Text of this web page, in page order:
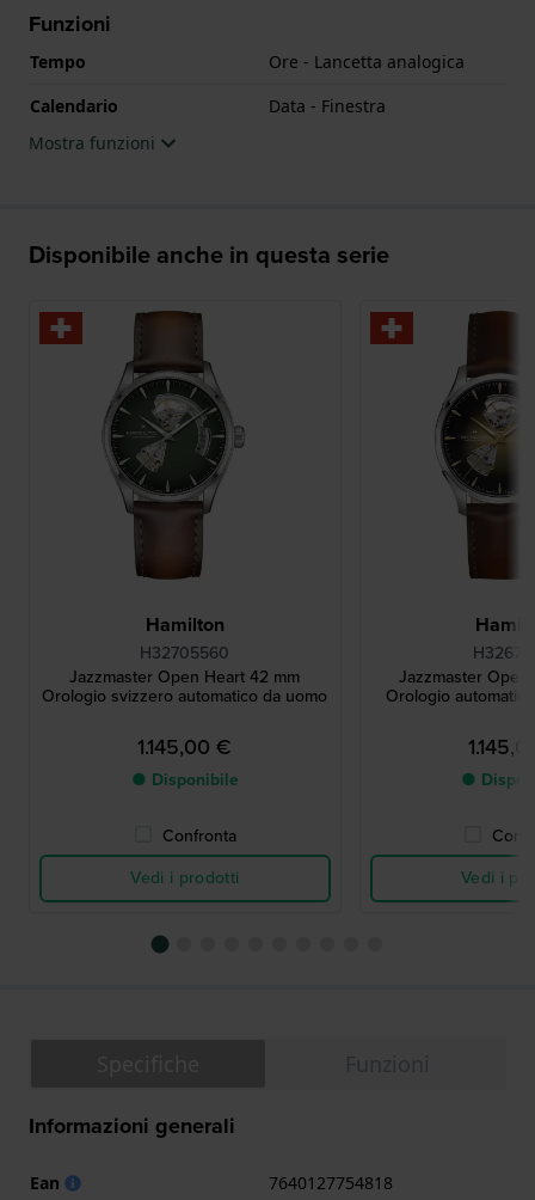
Funzioni
Tempo
Ore - Lancetta analogica
Calendario
Data - Finestra
Mostra funzioni
Disponibile anche in questa serie
Hamilton
H32705560
Jazzmaster Open Heart 42 mm
Orologio svizzero automatico da uomo
1.145,00 €
● Disponibile
Confronta
Vedi i prodotti
Jazzmaster
Orologio
●
Vedi i
Informazioni generali
Ean
7640127754818